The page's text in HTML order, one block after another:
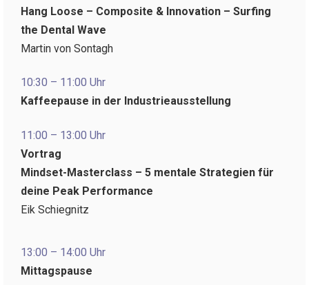
Hang Loose – Composite & Innovation – Surfing
the Dental Wave
Martin von Sontagh
10:30 – 11:00 Uhr
Kaffeepause in der Industrieausstellung
11:00 – 13:00 Uhr
Vortrag
Mindset-Masterclass – 5 mentale Strategien für
deine Peak Performance
Eik Schiegnitz
13:00 – 14:00 Uhr
Mittagspause